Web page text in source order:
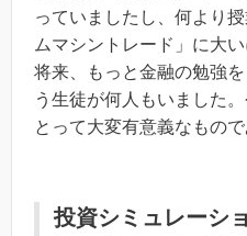
っていましたし、何より
ムマシントレード」に大
将来、もっと金融の勉強
う生徒が何人もいました
とって大変有意義なもの
投資シミュレーシ